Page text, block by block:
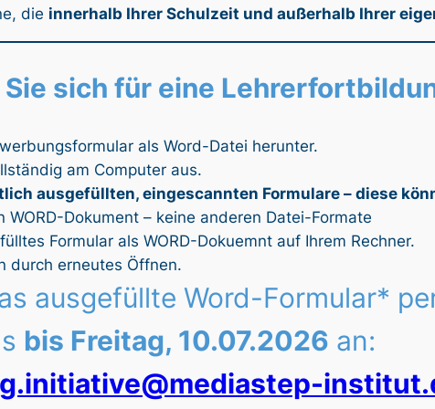
die innerhalb Ihrer Schulzeit und außerhalb Ihrer
Sie sich für eine
als Word-Datei herunter.
am Computer aus.
ausgefüllten, eingescannten Formulare – diese
WORD-Dokument – keine anderen Datei-Formate
Formular als WORD-Dokuemnt auf Ihrem Rechner.
durch erneutes Öffnen.
ausgefüllte Word-Formular*
bis Freitag, 10.07.2026 an: